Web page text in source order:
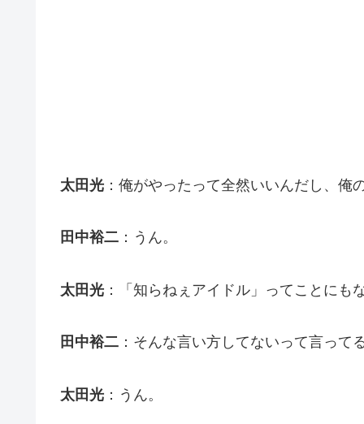
太田光 ：俺がやったって全然いいんだし、俺
田中裕二 ：うん。
太田光 ：「知らねぇアイドル」ってことにも
田中裕二 ：そんな言い方してないって言って
太田光 ：うん。